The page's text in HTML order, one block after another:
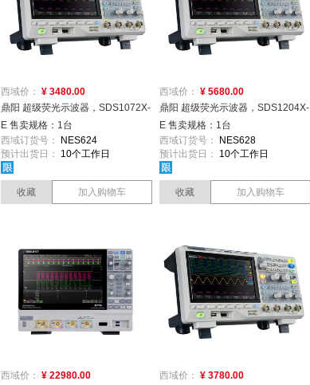
西域价： ¥ 3480.00
鼎阳 超级荧光示波器，SDS1072X-
E 售卖规格：1台
西域订货号：
NES624
预计出货日：
10个工作日
收藏 加入购物车
西域价： ¥ 5680.00
鼎阳 超级荧光示波器，SDS1204X-
E 售卖规格：1台
西域订货号：
NES628
预计出货日：
10个工作日
收藏 加入购物车
西域价： ¥ 22980.00
西域价： ¥ 3780.00